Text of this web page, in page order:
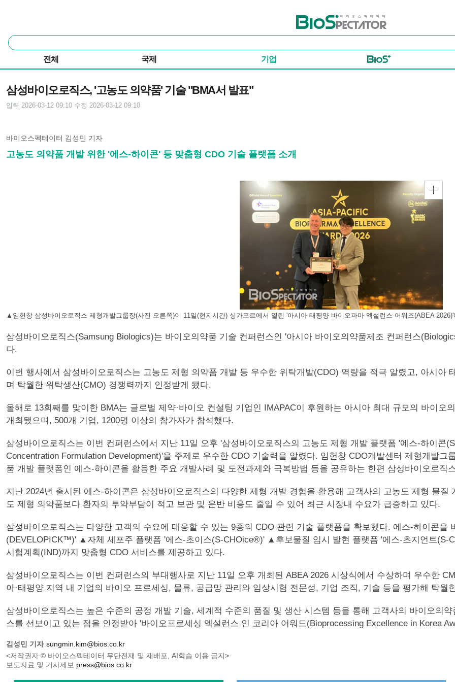
바이오스펙테이터
통
합
색
전체 국제 기업
삼성바이오로직스, '고농도 의약품' 기술 "BMA서 발표"
입력 2026-03-12 09:10 수정 2026-03-12 09:10
바이오스펙테이터 김성민 기자
고농도 의약품 개발 위한 '에스-하이콘' 등 맞춤형 CDO 기술 플랫폼 소개
▲임헌창 삼성바이오로직스 제형개발그룹장(사진 오른쪽)이 11일(현지시간) 싱가포르에서 열린 '아시아 태평양 바이오파마 엑설런스 어워즈(ABEA
삼성바이오로직스(Samsung Biologics)는 바이오의약품 기술 컨퍼런스인 '아시아 바이오의약품제조 컨퍼런스
다.
이번 행사에서 삼성바이오로직스는 고농도 제형 의약품 개발 등 우수한 위탁개발(CDO) 역량을 적극 알렸고, 아시아
며 탁월한 위탁생산(CMO) 경쟁력까지 인정받게 됐다.
올해로 13회째를 맞이한 BMA는 글로벌 제약·바이오 컨설팅 기업인 IMAPAC이 후원하는 아시아 최대 규모의 바이오
개최됐으며, 500개 기업, 1200명 이상의 참가자가 참석했다.
삼성바이오로직스는 이번 컨퍼런스에서 지난 11일 오후 '삼성바이오로직스의 고농도 제형 개발 플랫폼 '에스-하이콘
Concentration Formulation Development)'을 주제로 우수한 CDO 기술력을 알렸다. 임헌창 CDO개발센터 제형개발
품 개발 플랫폼인 에스-하이콘을 활용한 주요 개발사례 및 도전과제와 극복방법 등을 공유하는 한편 삼성바이오로직
지난 2024년 출시된 에스-하이콘은 삼성바이오로직스의 다양한 제형 개발 경험을 활용해 고객사의 고농도 제형 물
도 제형 의약품보다 환자의 투약부담이 적고 보관 및 운반 비용도 줄일 수 있어 최근 시장내 수요가 급증하고 있다.
삼성바이오로직스는 다양한 고객의 수요에 대응할 수 있는 9종의 CDO 관련 기술 플랫폼을 확보했다. 에스-하이콘
(DEVELOPICK™)' ▲자체 세포주 플랫폼 '에스-초이스(S-CHOice®)' ▲후보물질 임시 발현 플랫폼 '에스-초지언트(S-
시험계획(IND)까지 맞춤형 CDO 서비스를 제공하고 있다.
삼성바이오로직스는 이번 컨퍼런스의 부대행사로 지난 11일 오후 개최된 ABEA 2026 시상식에서 수상하며 우수한
아·태평양 지역 내 기업의 바이오 프로세싱, 물류, 공급망 관리와 임상시험 전문성, 기업 조직, 기술 등을 평가해 탁
삼성바이오로직스는 높은 수준의 공정 개발 기술, 세계적 수준의 품질 및 생산 시스템 등을 통해 고객사의 바이오의
스를 선보이고 있는 점을 인정받아 '바이오프로세싱 엑설런스 인 코리아 어워드(Bioprocessing Excellence in Korea
김성민 기자 sungmin.kim@bios.co.kr
<저작권자 © 바이오스펙테이터 무단전재 및 재배포, AI학습 이용 금지>
보도자료 및 기사제보 press@bios.co.kr